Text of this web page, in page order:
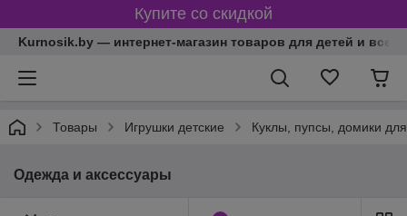
Купите со скидкой
Kurnosik.by — интернет-магазин товаров для детей и всей
Товары Игрушки детские Куклы, пупсы, домики для
Одежда и аксессуары